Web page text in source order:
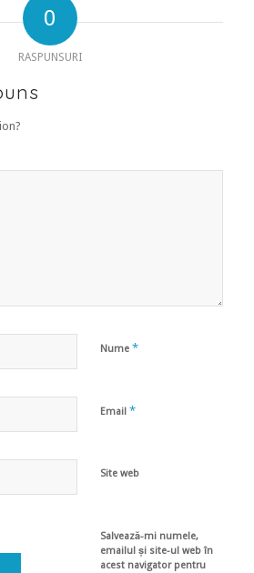
0
RASPUNSURI
Nume *
Email *
Site web
Salvează-mi numele,
emailul și site-ul web în
acest navigator pentru